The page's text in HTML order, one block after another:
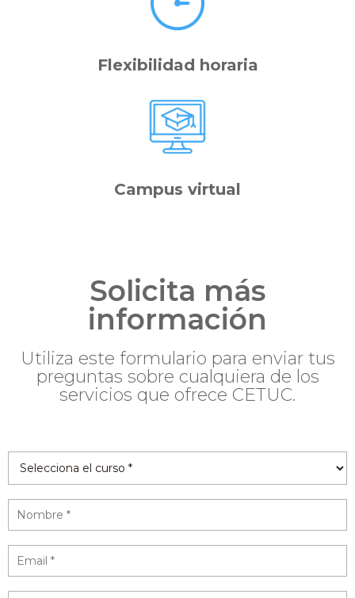
Flexibilidad horaria
Campus virtual
Solicita más
información
Utiliza este formulario para enviar tus
preguntas sobre cualquiera de los
servicios que ofrece CETUC.